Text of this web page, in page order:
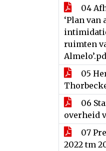
04
‘Plan van
ruimten
05
06
overheid
07
2022 tm